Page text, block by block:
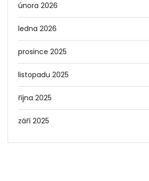
února 2026
ledna 2026
prosince 2025
listopadu 2025
října 2025
září 2025